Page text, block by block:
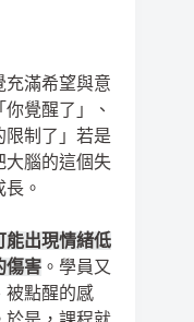
充滿希望與意
覺醒了」、
限制了」若是
大腦的這個失
。
能出現情緒低
傷害 。學員又
被點醒的感